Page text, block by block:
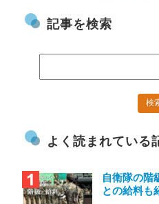
記事を検索
よく読まれている
自衛隊の階
との給料も